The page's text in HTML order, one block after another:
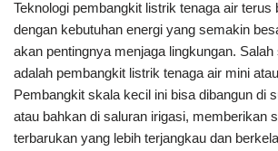
Teknologi pembangkit listrik tenaga air terus
dengan kebutuhan energi yang semakin
akan pentingnya menjaga lingkungan.
adalah pembangkit listrik tenaga air mini
Pembangkit skala kecil ini bisa dibangun di
atau bahkan di saluran irigasi, memberikan
terbarukan yang lebih terjangkau dan